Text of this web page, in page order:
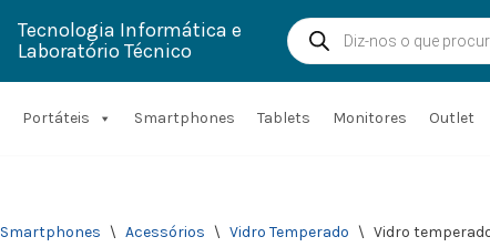
Tecnologia Informática e
Laboratório Técnico
Portáteis Smartphones Tablets Monitores Outlet
Smartphones \ Acessórios \ Vidro Temperado \ Vidro